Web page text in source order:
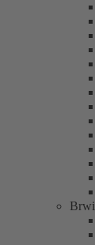
Brwi